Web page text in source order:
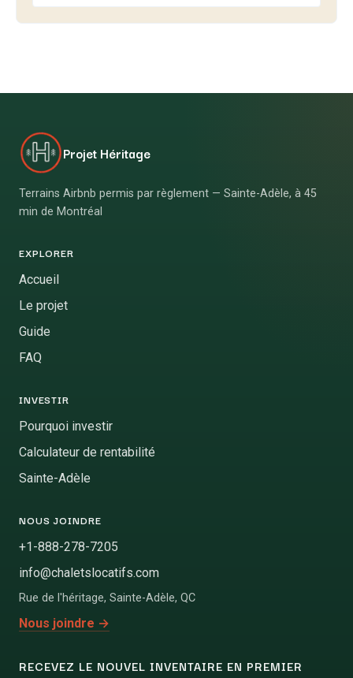
Projet Héritage
Terrains Airbnb permis par règlement — Sainte-Adèle, à 45
min de Montréal
EXPLORER
Accueil
Le projet
Guide
FAQ
INVESTIR
Pourquoi investir
Calculateur de rentabilité
Sainte-Adèle
NOUS JOINDRE
+1-888-278-7205
info@chaletslocatifs.com
Rue de l'héritage, Sainte-Adèle, QC
Nous joindre →
RECEVEZ LE NOUVEL INVENTAIRE EN PREMIER